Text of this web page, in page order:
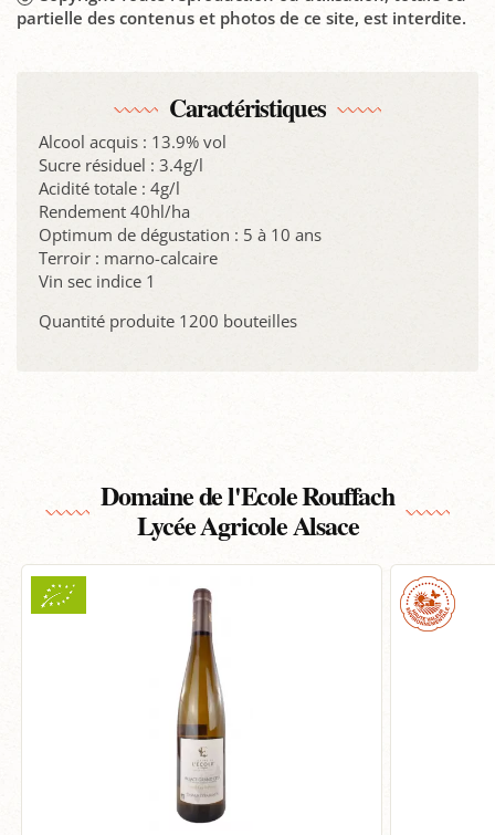
partielle des contenus et photos de ce site, est interdite.
Caractéristiques
Alcool acquis : 13.9% vol
Sucre résiduel : 3.4g/l
Acidité totale : 4g/l
Rendement 40hl/ha
Optimum de dégustation : 5 à 10 ans
Terroir : marno-calcaire
Vin sec indice 1
Quantité produite 1200 bouteilles
Domaine de l'Ecole Rouffach
Lycée Agricole Alsace